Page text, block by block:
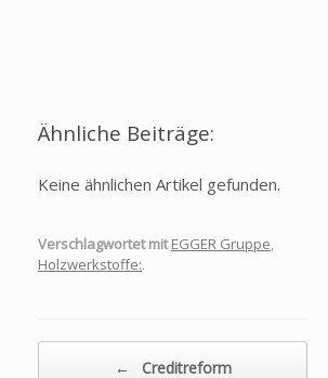
Ähnliche Beiträge:
Keine ähnlichen Artikel gefunden.
Verschlagwortet mit EGGER Gruppe,
Holzwerkstoffe:.
←
Creditreform